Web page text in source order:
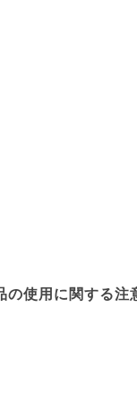
の使用に関する注